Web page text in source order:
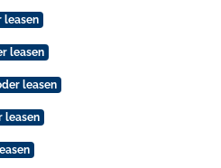
leasen
leasen
leasen
leasen